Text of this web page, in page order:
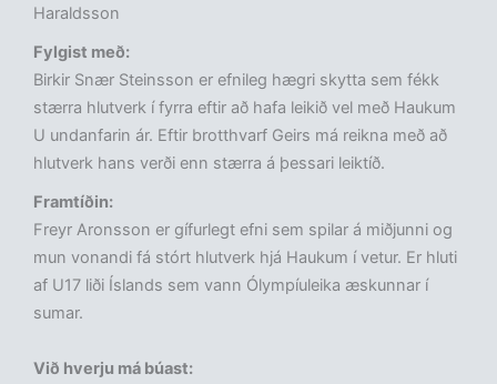
Haraldsson
Fylgist með:
Birkir Snær Steinsson er efnileg hægri skytta sem fékk
stærra hlutverk í fyrra eftir að hafa leikið vel með Haukum
U undanfarin ár. Eftir brotthvarf Geirs má reikna með að
hlutverk hans verði enn stærra á þessari leiktíð.
Framtíðin:
Freyr Aronsson er gífurlegt efni sem spilar á miðjunni og
mun vonandi fá stórt hlutverk hjá Haukum í vetur. Er hluti
af U17 liði Íslands sem vann Ólympíuleika æskunnar í
sumar.
Við hverju má búast: